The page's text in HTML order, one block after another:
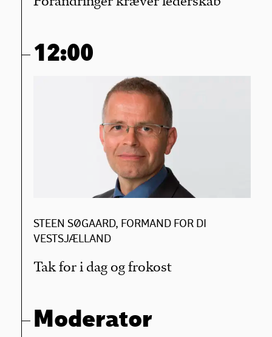
12:00
STEEN SØGAARD, FORMAND FOR DI
VESTSJÆLLAND
Tak for i dag og frokost
Moderator